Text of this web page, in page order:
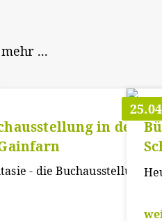
...
in der
- die Buchausstellung